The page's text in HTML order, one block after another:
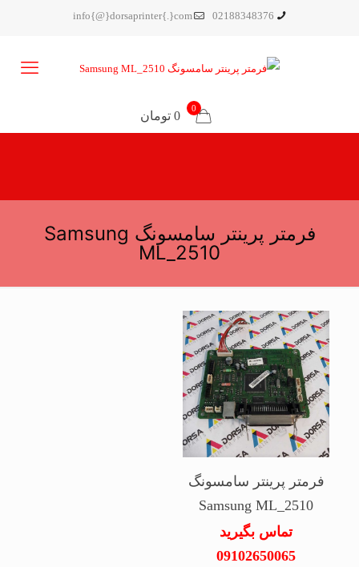
02188348376
info{@}dorsaprinter{.}com
0
0 تومان
فرمتر پرینتر سامسونگ Samsung
ML_2510
فرمتر پرینتر سامسونگ
Samsung ML_2510
تماس بگیرید
09102650065